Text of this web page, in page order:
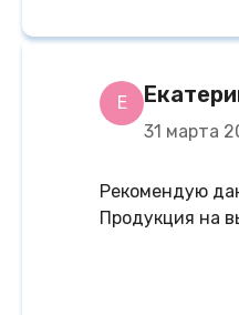
Е
31 марта
Рекомендую
Продукция на